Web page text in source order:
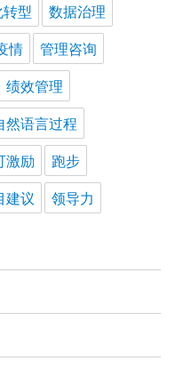
型
数据治理
情
管理咨询
绩效管理
然语言过程
激励
跑步
建议 领导力